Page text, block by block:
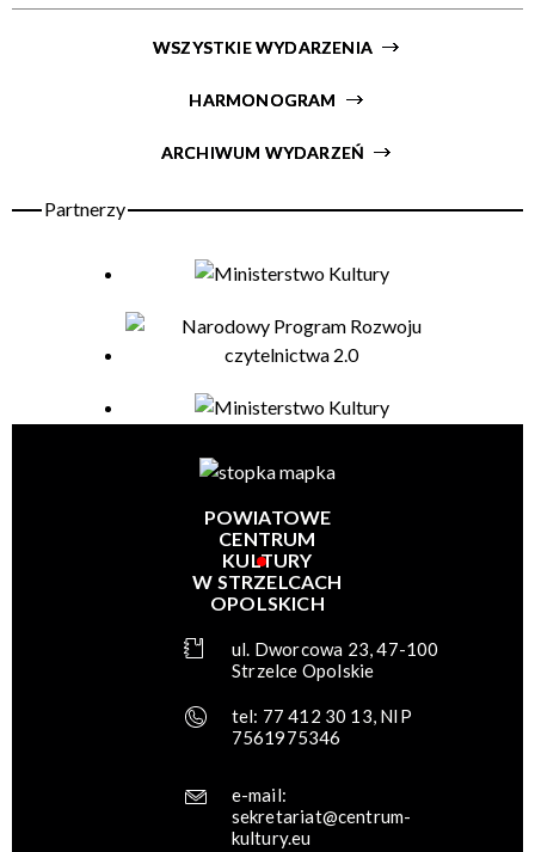
Miejsce
WSZYSTKIE WYDARZENIA
HARMONOGRAM
ARCHIWUM WYDARZEŃ
POWIATOWE
CENTRUM
KULTURY
W STRZELCACH
OPOLSKICH
ul. Dworcowa 23, 47-100
Strzelce Opolskie
tel: 77 412 30 13, NIP
7561975346
e-mail:
sekretariat@centrum-
kultury.eu